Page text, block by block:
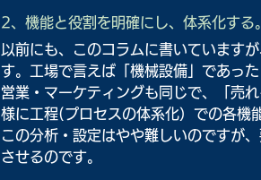
2、機能と役割を明確にし、体系化する。
以前にも、このコラムに書いています
す。工場で言えば「機械設備」であっ
営業・マーケティングも同じで、「売
様に工程(プロセスの体系化）での各機
この分析・設定はやや難しいのですが
させるのです。